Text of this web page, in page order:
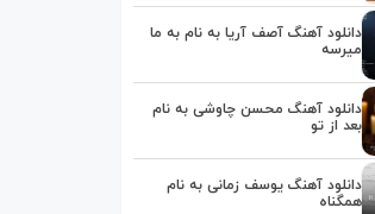
دانلود آهنگ آصف آریا به نام به ما
میرسه
دانلود آهنگ محسن چاوشی به نام
بعد از تو
دانلود آهنگ یوسف زمانی به نام
همگناه